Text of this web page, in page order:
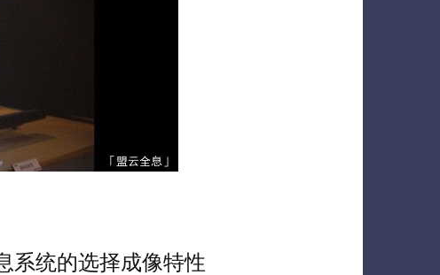
系统的选择成像特性